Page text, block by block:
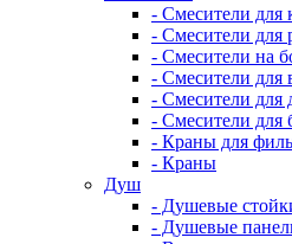
- Смесители для
- Смесители для
- Смесители на
- Смесители
- Смесители для
- Смесители для
- Краны для
- Краны
Душ
- Душевые
- Душевые